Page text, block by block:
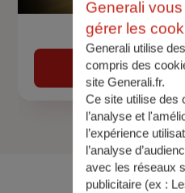
Devis assurance
Obtenir une
Generali
gérer les
Generali utilise
compris des
site Generali.fr.
Ce site utilise des
l’analyse et
l’expérience
l’analyse
avec les réseaux
publicitaire (ex :